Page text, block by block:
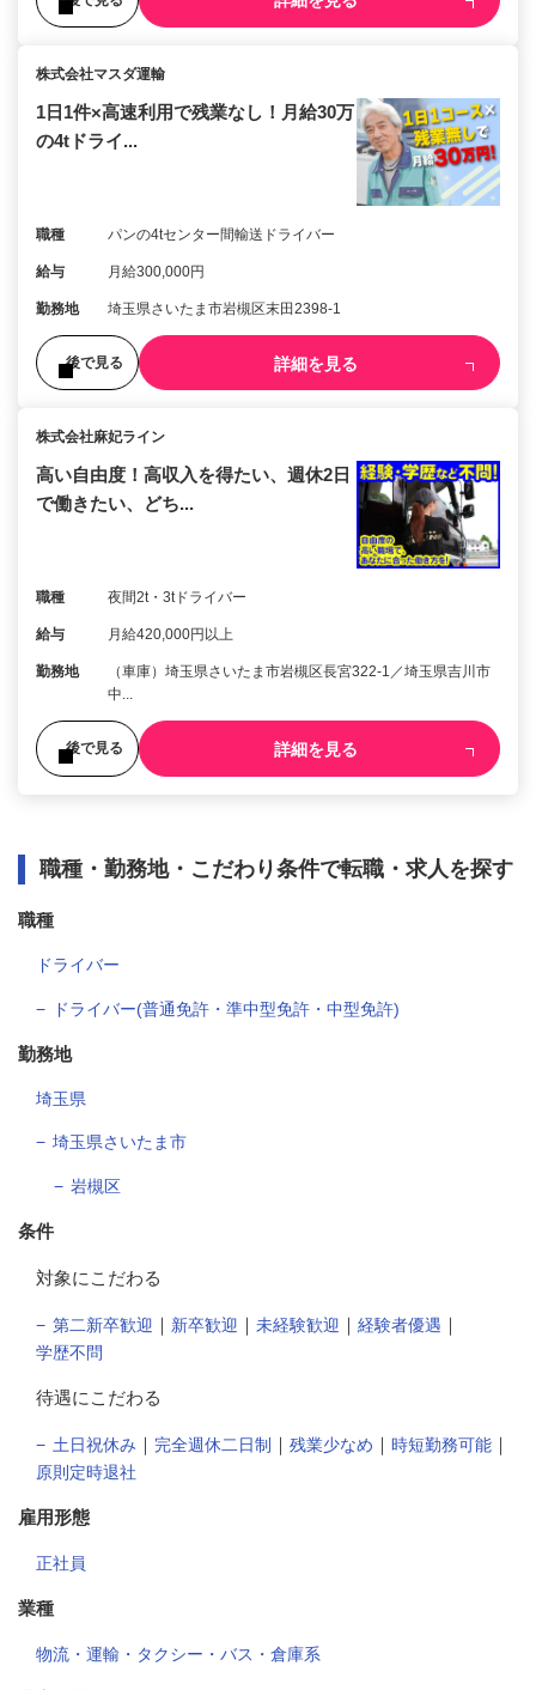
株式会社マスダ運輸
1日1件×高速利用で残業なし！月給30万
の4tドライ...
職種 パンの4tセンター間輸送ドライバー
給与 月給300,000円
勤務地 埼玉県さいたま市岩槻区末田2398-1
後で見る 詳細を見る
株式会社麻妃ライン
高い自由度！高収入を得たい、週休2日
で働きたい、どち...
職種 夜間2t・3tドライバー
給与 月給420,000円以上
勤務地
（車庫）埼玉県さいたま市岩槻区長宮322-1／埼玉県吉川市
中...
後で見る 詳細を見る
職種・勤務地・こだわり条件で転職・求人を探す
職種
ドライバー
ドライバー(普通免許・準中型免許・中型免許)
勤務地
埼玉県
埼玉県さいたま市
岩槻区
条件
対象にこだわる
第二新卒歓迎 ｜ 新卒歓迎 ｜ 未経験歓迎 ｜ 経験者優遇 ｜
学歴不問
待遇にこだわる
土日祝休み ｜ 完全週休二日制 ｜ 残業少なめ ｜ 時短勤務可能 ｜
原則定時退社
雇用形態
正社員
業種
物流・運輸・タクシー・バス・倉庫系